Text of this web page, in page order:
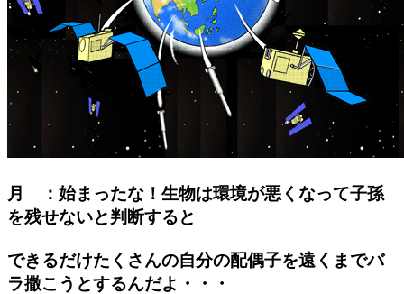
月 ：始まったな！生物は環境が悪くなって子孫
を残せないと判断すると
できるだけたくさんの自分の配偶子を遠くまでバ
ラ撒こうとするんだよ・・・